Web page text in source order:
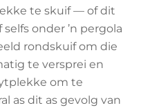
te skuif — of dit
onder ’n pergola
rondskuif om die
te versprei en
om te
as dit as gevolg van